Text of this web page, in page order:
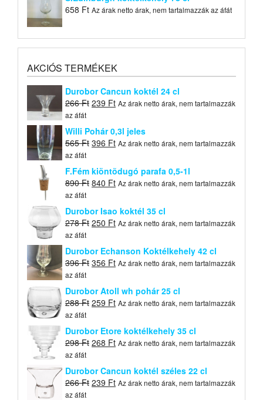
658 Ft Az árak netto árak, nem tartalmazzák az áfát
AKCIÓS TERMÉKEK
Durobor Cancun koktél 24 cl
266Ft Original
was:
266 Ft.
239 FtCurrent
is:
239 Ft.
Az árak netto árak, nem tartalmazzák
az áfát
Willi Pohár 0,3l jeles
565Ft Original
was:
565 Ft.
396 FtCurrent
is:
396 Ft.
Az árak netto árak, nem tartalmazzák
az áfát
F.Fém kiöntõdugó parafa 0,5-1l
890Ft Original
was:
890 Ft.
840 FtCurrent
is:
840 Ft.
Az árak netto árak, nem tartalmazzák
az áfát
Durobor Isao koktél 35 cl
278Ft Original
was:
278 Ft.
250 FtCurrent
250 Ft.
Az árak netto árak, nem tartalmazzák
az áfát
Durobor Echanson Koktélkehely 42 cl
396Ft Original
was:
396 Ft.
356 FtCurrent
is:
356 Ft.
Az árak netto árak, nem tartalmazzák
az áfát
Durobor Atoll wh pohár 25 cl
288Ft Original
was:
288 Ft.
259 FtCurrent
259 Ft.
Az árak netto árak, nem tartalmazzák
az áfát
Durobor Etore koktélkehely 35 cl
298Ft Original
was:
298 Ft.
268 FtCurrent
268 Ft.
Az árak netto árak, nem tartalmazzák
az áfát
Durobor Cancun koktél széles 22 cl
266Ft Original
239 FtCurrent
Az árak netto árak, nem tartalmazzák
az áfát